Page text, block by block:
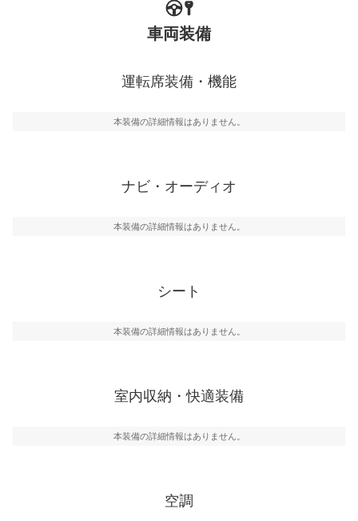
車両装備
運転席装備・機能
本装備の詳細情報はありません。
ナビ・オーディオ
本装備の詳細情報はありません。
シート
本装備の詳細情報はありません。
室内収納・快適装備
本装備の詳細情報はありません。
空調